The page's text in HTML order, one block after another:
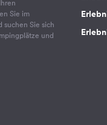
Sie im
suchen Sie sich
und